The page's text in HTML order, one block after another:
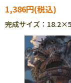
1,386円
完成サイズ：